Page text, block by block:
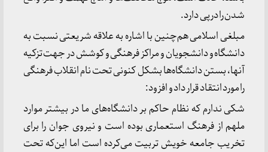
شدن را درپی دارد.
مبلغی اسلامی هم‌چنین با اشاره به علاقه شریعتی نسبت به
دانشگاه و دانشجویان و مراکز فرهنگی و کوشش در جهت تزکیه
آنها، بستن دانشگاه‌ها بشکل کنونی تحت نام انقلاب فرهنگی
را مورد انتقاد قرار داد و افزود:
شکی ندارم که نظام حاکم بر دانشگاه‌های ما در بیشتر موارد
ملهم از فرهنگ استعماری بوده است و نیروی جوان را برای
تخریب جامعه خویش تربیت می‌کرده است اما این‌که تحت